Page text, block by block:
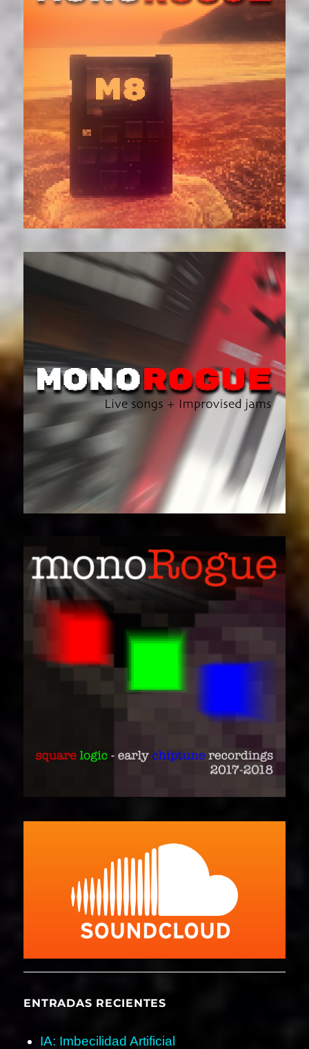
ENTRADAS RECIENTES
IA: Imbecilidad Artificial